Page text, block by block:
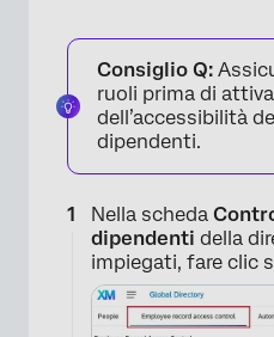
Consiglio Q:
ruoli prima di
dell’accessibilità
dipendenti.
Nella scheda
dipendenti della
impiegati, fare clic